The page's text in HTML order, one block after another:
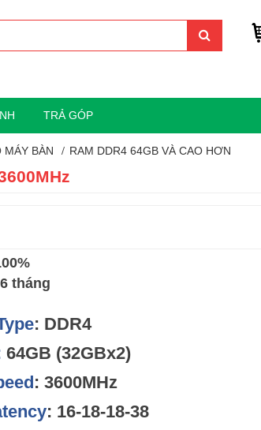
TRẢ GÓP
MÁY BÀN RAM DDR4 64GB VÀ CAO HƠN
tháng
: DDR4
64GB (32GBx2)
: 3600MHz
: 16-18-18-38